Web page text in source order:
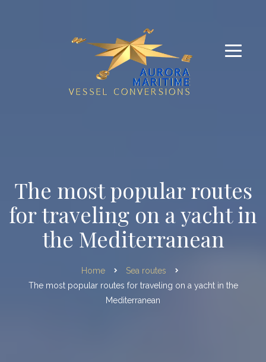
The most popular routes
for traveling on a yacht in
the Mediterranean
Home
Sea routes
The most popular routes for traveling on a yacht in the
Mediterranean